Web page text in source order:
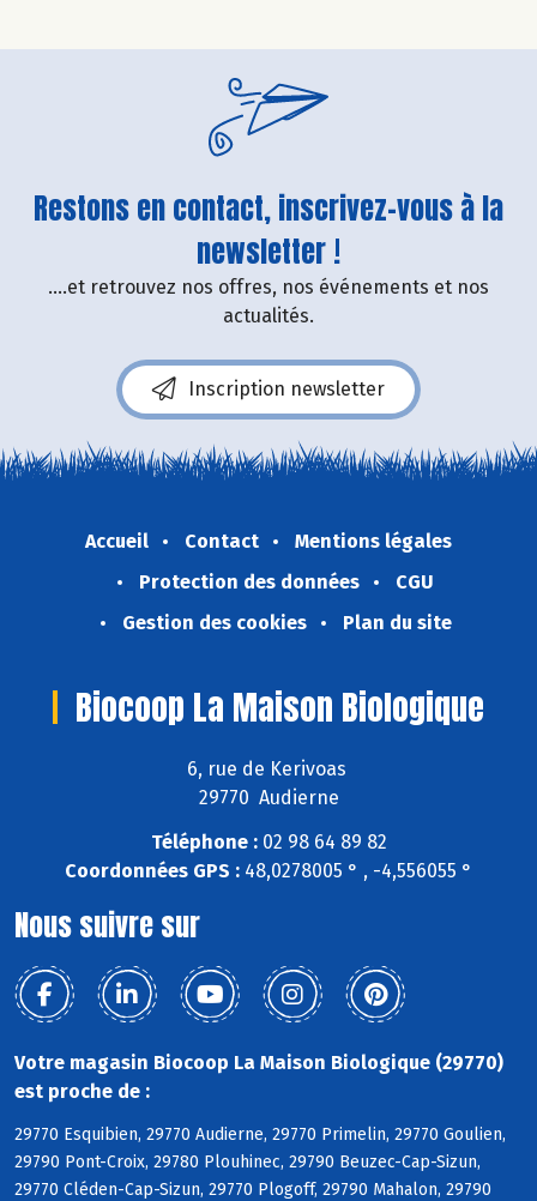
Restons en contact, inscrivez-vous à la
newsletter !
....et retrouvez nos offres, nos événements et nos
actualités.
Inscription newsletter
Accueil Contact
Mentions légales
Protection des données
CGU
Gestion des cookies
Plan du site
Biocoop La Maison Biologique
6, rue de Kerivoas
29770 Audierne
Téléphone :02 98 64 89 82
Coordonnées GPS : 48,0278005 ° , -4,556055 °
Nous suivre sur
Votre magasin Biocoop La Maison Biologique (29770)
est proche de :
29770 Esquibien, 29770 Audierne, 29770 Primelin, 29770 Goulien,
29790 Pont-Croix, 29780 Plouhinec, 29790 Beuzec-Cap-Sizun,
29770 Cléden-Cap-Sizun, 29770 Plogoff, 29790 Mahalon, 29790